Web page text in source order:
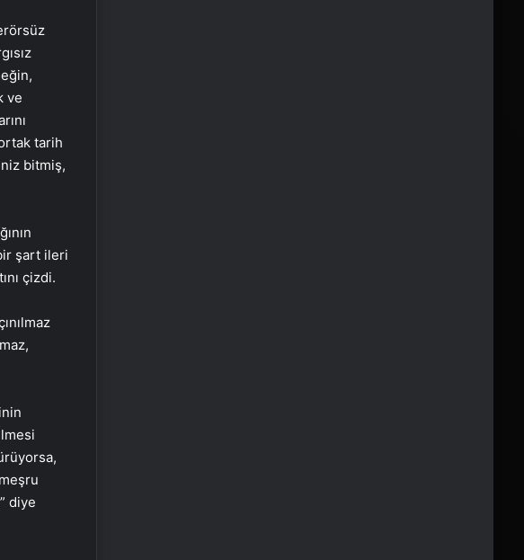
ve
tarih
bitmiş,
şart ileri
çizdi.
diye